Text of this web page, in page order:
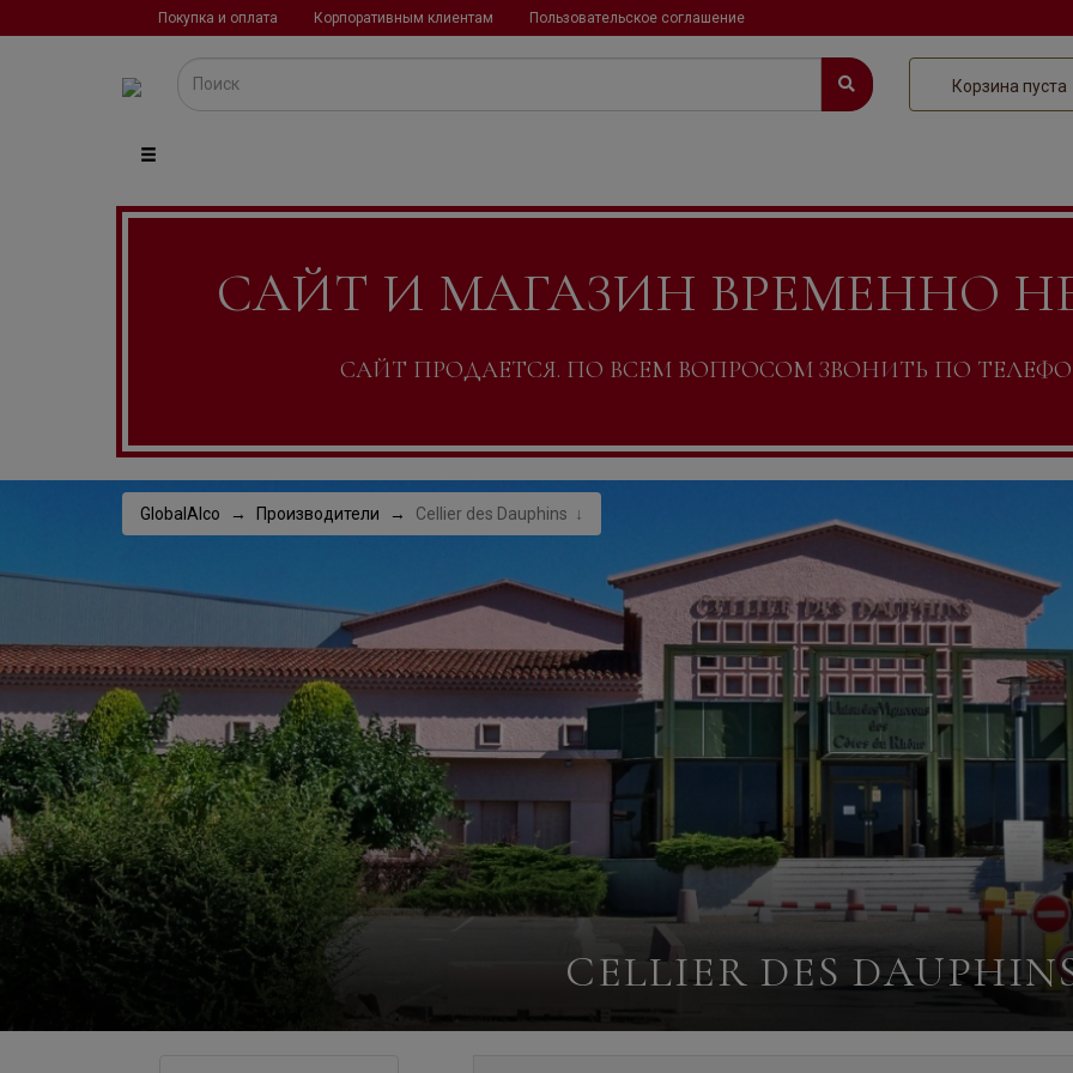
Покупка и оплата Корпоративным клиентам Пользовательское соглашение
Корзина пуста
САЙТ И МАГАЗИН ВРЕМЕННО
САЙТ ПРОДАЕТСЯ. ПО ВСЕМ ВОПРОСОМ ЗВОНИТЬ ПО ТЕЛЕФОНУ
GlobalAlco Производители Cellier des Dauphins
CELLIER DES